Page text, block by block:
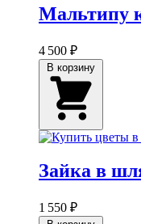
Мальтипу
4 500 ₽
Зайка в
1 550 ₽